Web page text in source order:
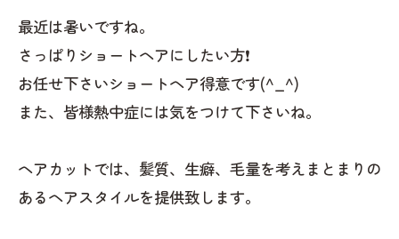
最近は暑いですね。
さっぱりショートヘアにしたい方❗
お任せ下さいショートヘア得意です(^_^)
また、皆様熱中症には気をつけて下さいね。
ヘアカットでは、髪質、生癖、毛量を考えまとまりの
あるヘアスタイルを提供致します。